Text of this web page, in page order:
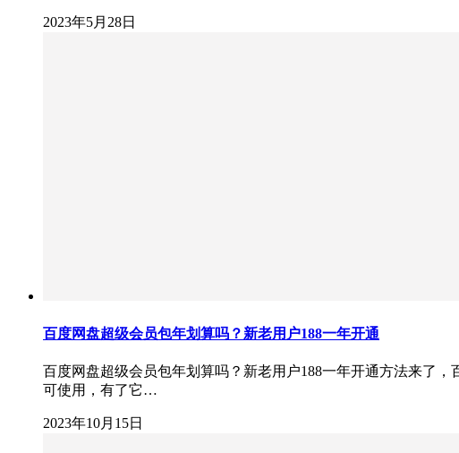
2023年5月28日
百度网盘超级会员包年划算吗？新老用户188一年开通
百度网盘超级会员包年划算吗？新老用户188一年开通方法来了
可使用，有了它…
2023年10月15日